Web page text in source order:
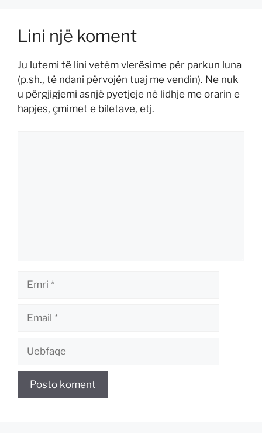
Lini një koment
Ju lutemi të lini vetëm vlerësime për parkun luna
(p.sh., të ndani përvojën tuaj me vendin). Ne nuk
u përgjigjemi asnjë pyetjeje në lidhje me orarin e
hapjes, çmimet e biletave, etj.